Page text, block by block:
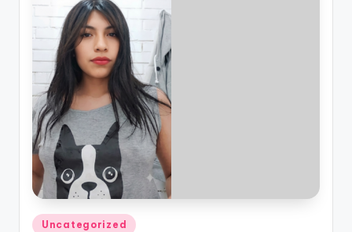
Publicado
Uncategorized